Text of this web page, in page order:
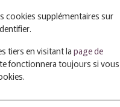
cookies supplémentaires sur
tiers en visitant la page de
fonctionnera toujours si vous